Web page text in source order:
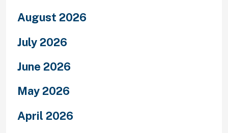
August 2026
July 2026
June 2026
May 2026
April 2026